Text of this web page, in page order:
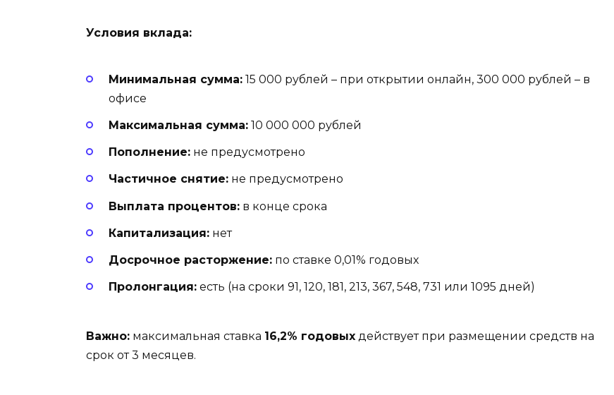
Условия вклада:
Минимальная сумма: 15 000 рублей – при открытии онлайн, 300 000 рублей – в
офисе
Максимальная сумма: 10 000 000 рублей
Пополнение: не предусмотрено
Частичное снятие: не предусмотрено
Выплата процентов: в конце срока
Капитализация: нет
Досрочное расторжение: по ставке 0,01% годовых
Пролонгация: есть (на сроки 91, 120, 181, 213, 367, 548, 731 или 1095 дней)
Важно: максимальная ставка 16,2% годовых действует при размещении средств на
срок от 3 месяцев.